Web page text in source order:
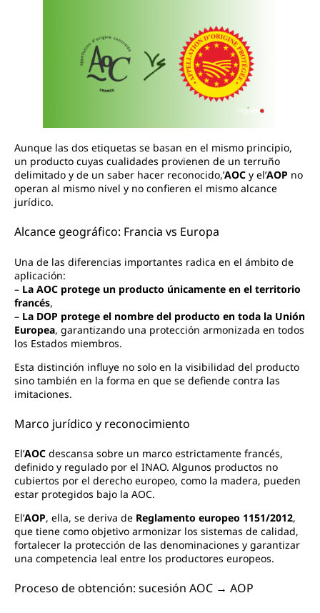
Aunque las dos etiquetas se basan en el mismo principio,
un producto cuyas cualidades provienen de un terruño
delimitado y de un saber hacer reconocido,’AOC y el’AOP no
operan al mismo nivel y no confieren el mismo alcance
jurídico.
Alcance geográfico: Francia vs Europa
Una de las diferencias importantes radica en el ámbito de
aplicación:
– La AOC protege un producto únicamente en el territorio
francés,
– La DOP protege el nombre del producto en toda la Unión
Europea, garantizando una protección armonizada en todos
los Estados miembros.
Esta distinción influye no solo en la visibilidad del producto
sino también en la forma en que se defiende contra las
imitaciones.
Marco jurídico y reconocimiento
El’AOC descansa sobre un marco estrictamente francés,
definido y regulado por el INAO. Algunos productos no
cubiertos por el derecho europeo, como la madera, pueden
estar protegidos bajo la AOC.
El’AOP, ella, se deriva de Reglamento europeo 1151/2012,
que tiene como objetivo armonizar los sistemas de calidad,
fortalecer la protección de las denominaciones y garantizar
una competencia leal entre los productores europeos.
Proceso de obtención: sucesión AOC → AOP